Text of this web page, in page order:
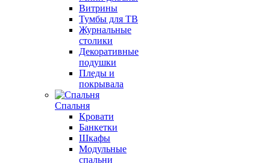
Витрины
Тумбы для ТВ
Журнальные
столики
Декоративные
подушки
Пледы и
покрывала
Спальня
Кровати
Банкетки
Шкафы
Модульные
спальни